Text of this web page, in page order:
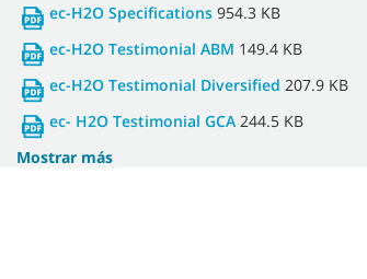
ec-H2O Specifications 954.3 KB
ec-H2O Testimonial ABM 149.4 KB
ec-H2O Testimonial Diversified 207.9 KB
ec- H2O Testimonial GCA 244.5 KB
Mostrar más